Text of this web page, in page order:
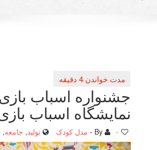
جشنواره اسباب
نمایشگاه اسباب
مدل کودک تولید, جامعه, -